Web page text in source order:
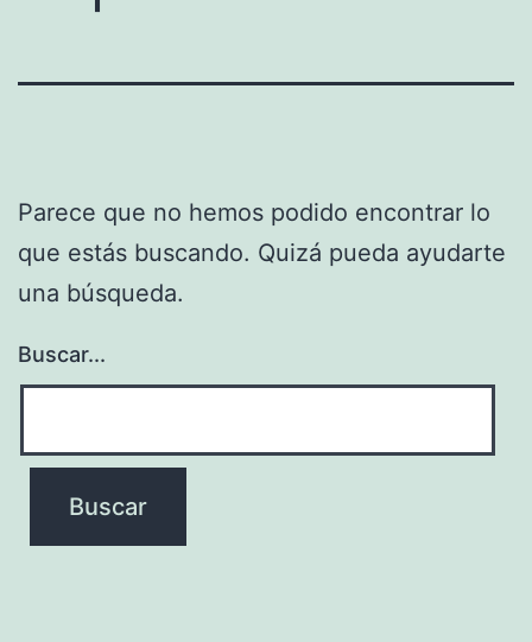
Parece que no hemos podido encontrar lo
que estás buscando. Quizá pueda ayudarte
una búsqueda.
Buscar...